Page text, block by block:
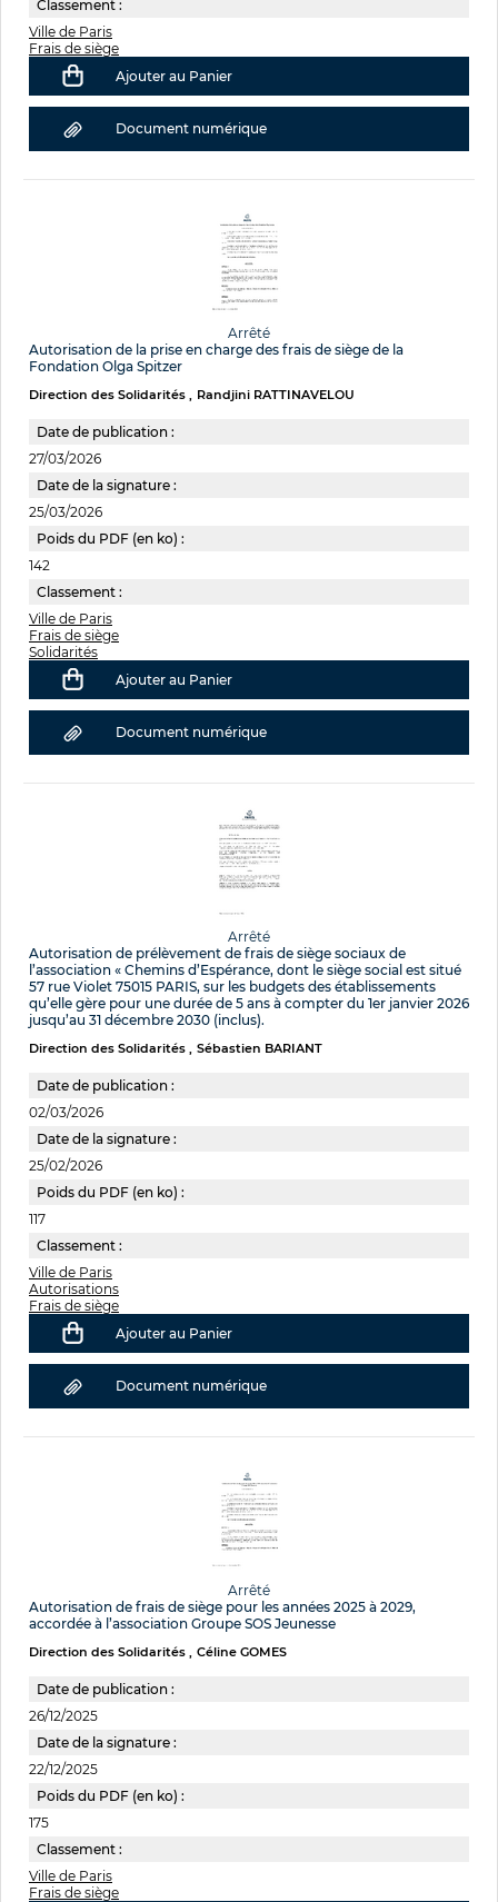
Classement :
Ville de Paris
Frais de siège
Ajouter au Panier
Document numérique
Arrêté
Autorisation de la prise en charge des frais de siège de la
Fondation Olga Spitzer
Direction des Solidarités Randjini RATTINAVELOU
Date de publication :
27/03/2026
Date de la signature :
25/03/2026
Poids du PDF (en ko) :
142
Classement :
Ville de Paris
Frais de siège
Solidarités
Ajouter au Panier
Document numérique
Arrêté
Autorisation de prélèvement de frais de siège sociaux de
l’association « Chemins d’Espérance, dont le siège social est situé
57 rue Violet 75015 PARIS, sur les budgets des établissements
qu’elle gère pour une durée de 5 ans à compter du 1er janvier 2026
jusqu’au 31 décembre 2030 (inclus).
Direction des Solidarités Sébastien BARIANT
Date de publication :
02/03/2026
Date de la signature :
25/02/2026
Poids du PDF (en ko) :
117
Classement :
Ville de Paris
Autorisations
Frais de siège
Ajouter au Panier
Document numérique
Arrêté
Autorisation de frais de siège pour les années 2025 à 2029,
accordée à l’association Groupe SOS Jeunesse
Direction des Solidarités Céline GOMES
Date de publication :
26/12/2025
Date de la signature :
22/12/2025
Poids du PDF (en ko) :
175
Classement :
Ville de Paris
Frais de siège